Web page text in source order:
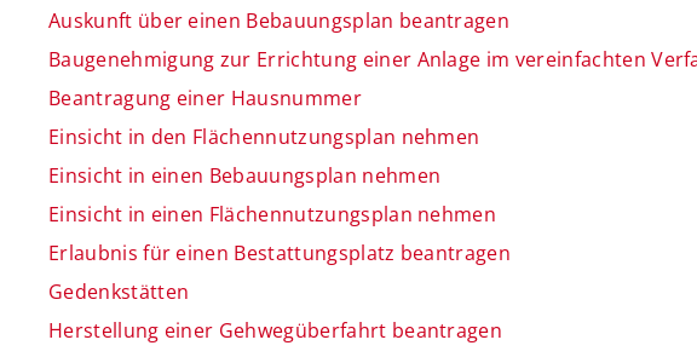
Auskunft über einen Bebauungsplan beantragen
Baugenehmigung zur Errichtung einer Anlage im vereinfachten
Beantragung einer Hausnummer
Einsicht in den Flächennutzungsplan nehmen
Einsicht in einen Bebauungsplan nehmen
Einsicht in einen Flächennutzungsplan nehmen
Erlaubnis für einen Bestattungsplatz beantragen
Gedenkstätten
Herstellung einer Gehwegüberfahrt beantragen